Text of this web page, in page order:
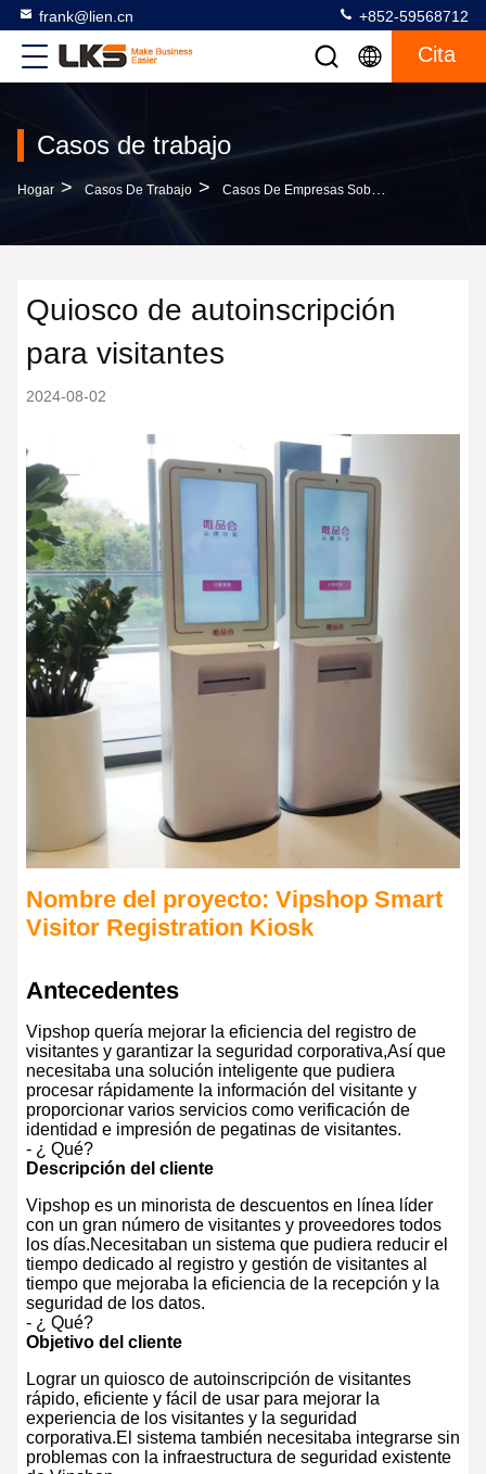
frank@lien.cn +852-59568712
Cita
Casos de trabajo
Hogar > Casos De Trabajo > Casos De Empresas Sobre Quiosco De Autoinscripción Para Visitantes
Quiosco de autoinscripción
para visitantes
2024-08-02
Nombre del proyecto: Vipshop Smart
Visitor Registration Kiosk
Antecedentes
Vipshop quería mejorar la eficiencia del registro de
visitantes y garantizar la seguridad corporativa,Así que
necesitaba una solución inteligente que pudiera
procesar rápidamente la información del visitante y
proporcionar varios servicios como verificación de
identidad e impresión de pegatinas de visitantes.
- ¿ Qué?
Descripción del cliente
Vipshop es un minorista de descuentos en línea líder
con un gran número de visitantes y proveedores todos
los días.Necesitaban un sistema que pudiera reducir el
tiempo dedicado al registro y gestión de visitantes al
tiempo que mejoraba la eficiencia de la recepción y la
seguridad de los datos.
- ¿ Qué?
Objetivo del cliente
Lograr un quiosco de autoinscripción de visitantes
rápido, eficiente y fácil de usar para mejorar la
experiencia de los visitantes y la seguridad
corporativa.El sistema también necesitaba integrarse sin
problemas con la infraestructura de seguridad existente